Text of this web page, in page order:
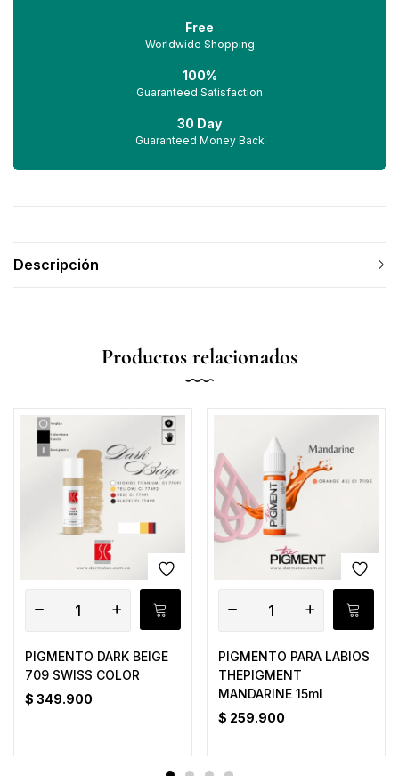
Free
Worldwide Shopping
100%
Guaranteed Satisfaction
30 Day
Guaranteed Money Back
Descripción
Productos relacionados
PIGMENTO DARK BEIGE
709 SWISS COLOR
$ 349.900
PIGMENTO PARA LABIOS
THEPIGMENT
MANDARINE 15ml
$ 259.900